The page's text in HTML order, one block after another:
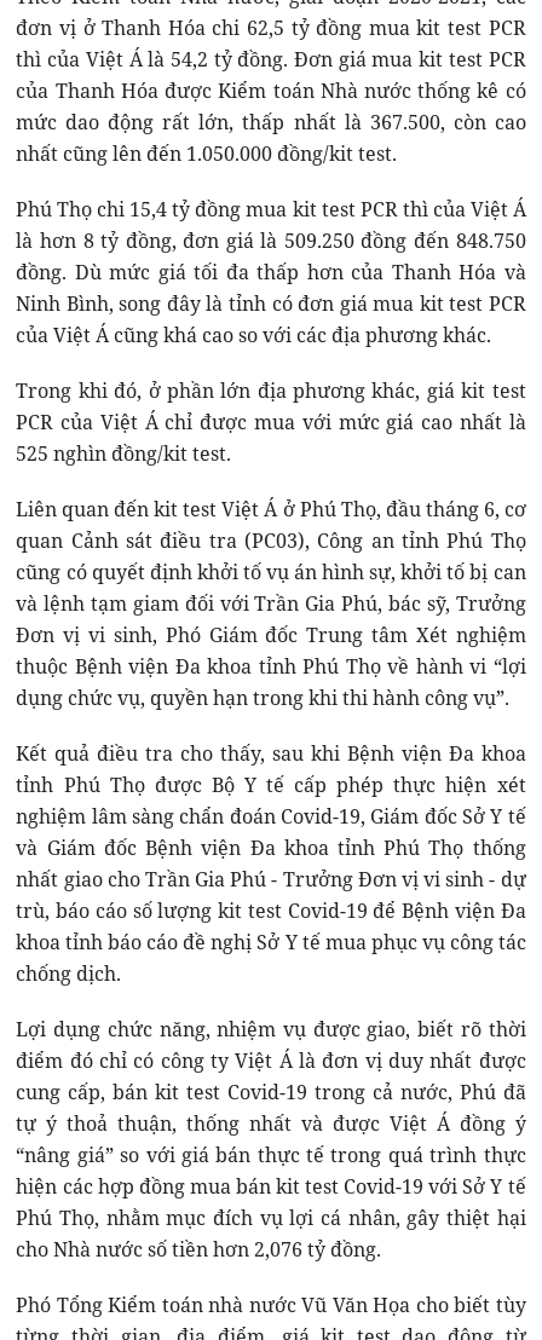
đơn vị ở Thanh Hóa chi 62,5 tỷ đồng mua kit test PCR
thì của Việt Á là 54,2 tỷ đồng. Đơn giá mua kit test PCR
của Thanh Hóa được Kiểm toán Nhà nước thống kê có
mức dao động rất lớn, thấp nhất là 367.500, còn cao
nhất cũng lên đến 1.050.000 đồng/kit test.
Phú Thọ chi 15,4 tỷ đồng mua kit test PCR thì của Việt Á
là hơn 8 tỷ đồng, đơn giá là 509.250 đồng đến 848.750
đồng. Dù mức giá tối đa thấp hơn của Thanh Hóa và
Ninh Bình, song đây là tỉnh có đơn giá mua kit test PCR
của Việt Á cũng khá cao so với các địa phương khác.
Trong khi đó, ở phần lớn địa phương khác, giá kit test
PCR của Việt Á chỉ được mua với mức giá cao nhất là
525 nghìn đồng/kit test.
Liên quan đến kit test Việt Á ở Phú Thọ, đầu tháng 6, cơ
quan Cảnh sát điều tra (PC03), Công an tỉnh Phú Thọ
cũng có quyết định khởi tố vụ án hình sự, khởi tố bị can
và lệnh tạm giam đối với Trần Gia Phú, bác sỹ, Trưởng
Đơn vị vi sinh, Phó Giám đốc Trung tâm Xét nghiệm
thuộc Bệnh viện Đa khoa tỉnh Phú Thọ về hành vi “lợi
dụng chức vụ, quyền hạn trong khi thi hành công vụ”.
Kết quả điều tra cho thấy, sau khi Bệnh viện Đa khoa
tỉnh Phú Thọ được Bộ Y tế cấp phép thực hiện xét
nghiệm lâm sàng chẩn đoán Covid-19, Giám đốc Sở Y tế
và Giám đốc Bệnh viện Đa khoa tỉnh Phú Thọ thống
nhất giao cho Trần Gia Phú - Trưởng Đơn vị vi sinh - dự
trù, báo cáo số lượng kit test Covid-19 để Bệnh viện Đa
khoa tỉnh báo cáo đề nghị Sở Y tế mua phục vụ công tác
chống dịch.
Lợi dụng chức năng, nhiệm vụ được giao, biết rõ thời
điểm đó chỉ có công ty Việt Á là đơn vị duy nhất được
cung cấp, bán kit test Covid-19 trong cả nước, Phú đã
tự ý thoả thuận, thống nhất và được Việt Á đồng ý
“nâng giá” so với giá bán thực tế trong quá trình thực
hiện các hợp đồng mua bán kit test Covid-19 với Sở Y tế
Phú Thọ, nhằm mục đích vụ lợi cá nhân, gây thiệt hại
cho Nhà nước số tiền hơn 2,076 tỷ đồng.
Phó Tổng Kiểm toán nhà nước Vũ Văn Họa cho biết tùy